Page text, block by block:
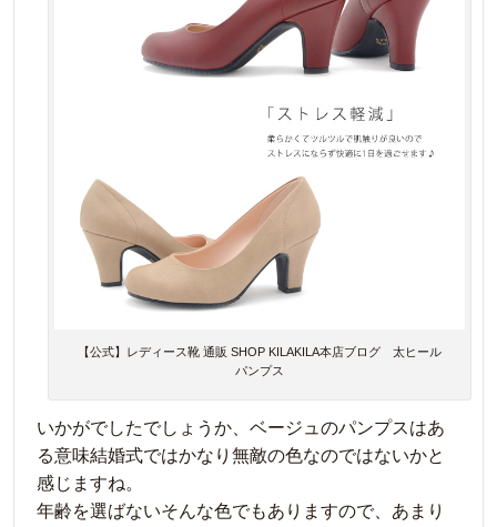
【公式】レディース靴 通販 SHOP KILAKILA本店ブログ 太ヒール
パンプス
いかがでしたでしょうか、ベージュのパンプスはあ
る意味結婚式ではかなり無敵の色なのではないかと
感じますね。
年齢を選ばないそんな色でもありますので、あまり